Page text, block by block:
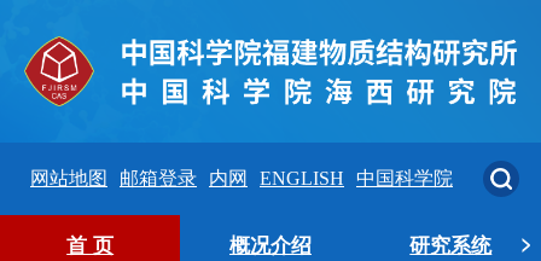
网站地图 邮箱登录 内网 ENGLISH 中国科学院
首 页 概况介绍 研究系统 >